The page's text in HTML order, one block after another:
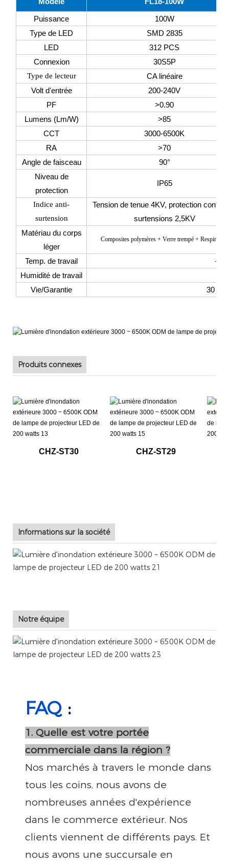
Puissance
100W
Type de LED
SMD 2835
LED
312 PCS
Connexion
30S5P
Type de lecteur
CA linéaire
Volt d'entrée
200-240V
PF
>0.90
Lumens (Lm/W)
>85
CCT
3000-6500K
RA
>70
Angle de faisceau
90°
Niveau de
protection
IP65
Indice anti-
surtension
Tension de tenue 4KV, protection contre
surtensions 2,5KV
Matériau du corps
léger
Composites polymères + Verre trempé + Respirateur
Temp. de travail
Humidité de travail
Vie/Garantie
30
Produits connexes
CHZ-ST30 CHZ-ST29
Informations sur la société
Notre équipe
FAQ :
1. Quelle est votre portée
commerciale dans la région ?
Nos marchés à travers le monde dans
tous les coins, nous avons de
nombreuses années d'expérience
dans le commerce extérieur. Nos
clients viennent de différents pays. Et
nous avons une succursale en